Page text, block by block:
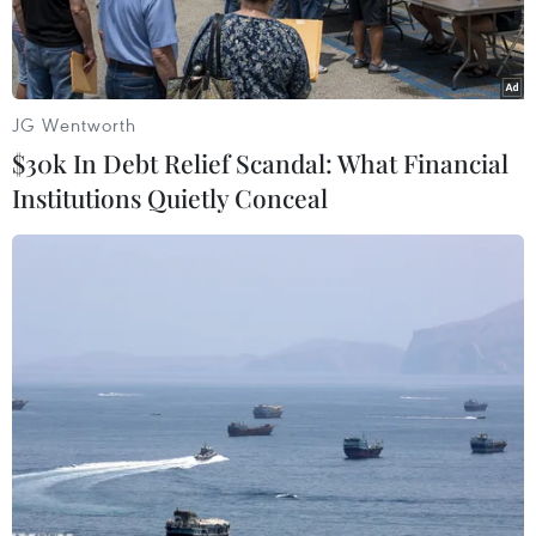
Lớn Hà Nội. (Ảnh: Quảng Tâm)
Vu Lan không chỉ là một nghi lễ tôn giáo mà
còn là một thực hành văn hóa thấm đẫm truyền
thống “uống nước nhớ nguồn” của người Việt
JG Wentworth
$30k In Debt Relief Scandal: What Financial
Institutions Quietly Conceal